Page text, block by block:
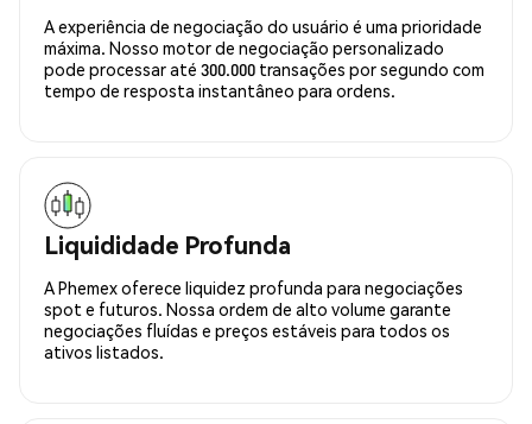
A experiência de negociação do usuário é uma prioridade
máxima. Nosso motor de negociação personalizado
pode processar até 300.000 transações por segundo com
tempo de resposta instantâneo para ordens.
Liquididade Profunda
A Phemex oferece liquidez profunda para negociações
spot e futuros. Nossa ordem de alto volume garante
negociações fluídas e preços estáveis para todos os
ativos listados.